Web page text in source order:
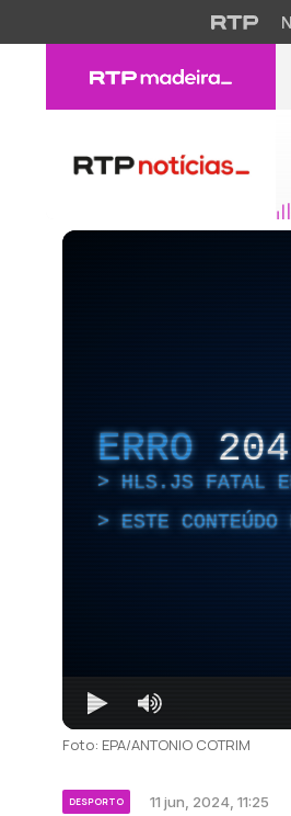
ERRO 204
HLS.JS FATAL
ESTE
Foto: EPA/ANTONIO COTRIM
DESPORTO 11 jun, 2024, 11:25